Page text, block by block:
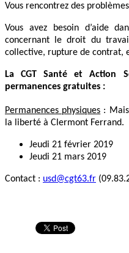
Vous rencontrez des
Vous avez besoin d’aide
concernant le droit du
collective, rupture de contrat,
La CGT Santé et Action
permanences gratuites :
Permanences physiques :
la liberté à Clermont Ferrand.
Jeudi 21 février 2019
Jeudi 21 mars 2019
Contact : usd@cgt63.fr